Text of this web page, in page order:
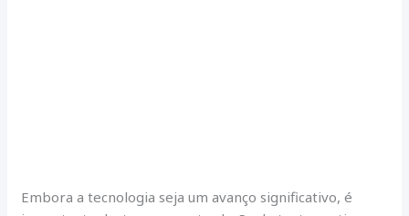
Embora a tecnologia seja um avanço significativo, é